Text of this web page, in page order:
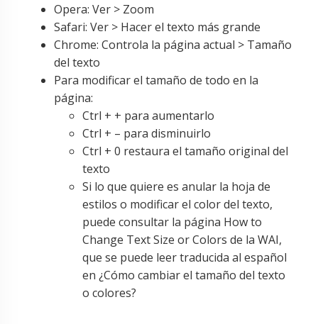
Opera: Ver > Zoom
Safari: Ver > Hacer el texto más grande
Chrome: Controla la página actual > Tamaño
del texto
Para modificar el tamaño de todo en la
página:
Ctrl + + para aumentarlo
Ctrl + – para disminuirlo
Ctrl + 0 restaura el tamaño original del
texto
Si lo que quiere es anular la hoja de
estilos o modificar el color del texto,
puede consultar la página How to
Change Text Size or Colors de la WAI,
que se puede leer traducida al español
en ¿Cómo cambiar el tamaño del texto
o colores?